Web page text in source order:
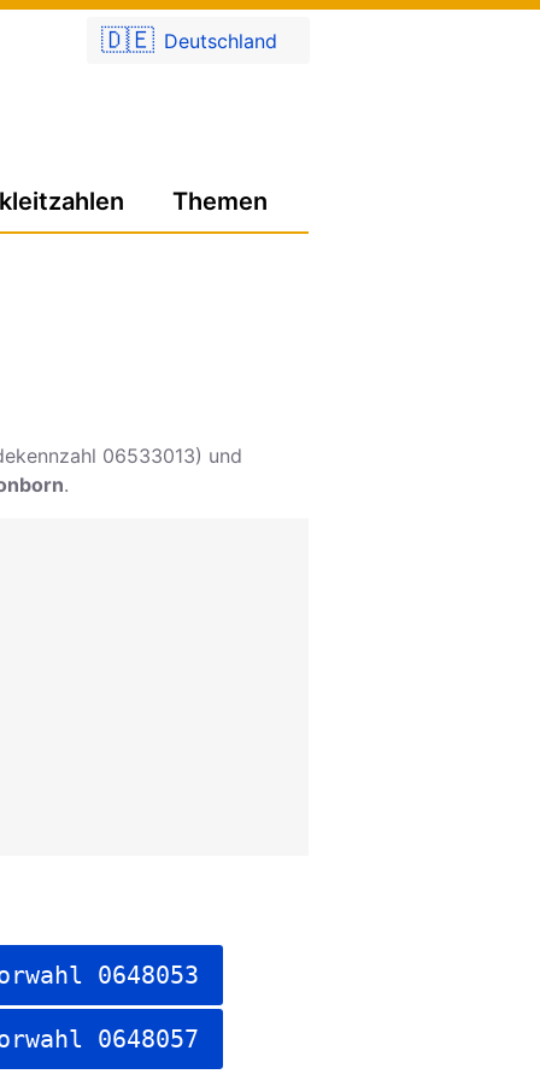
🇩🇪 Deutschland
Themen
06533013) und
.
0648053
0648057